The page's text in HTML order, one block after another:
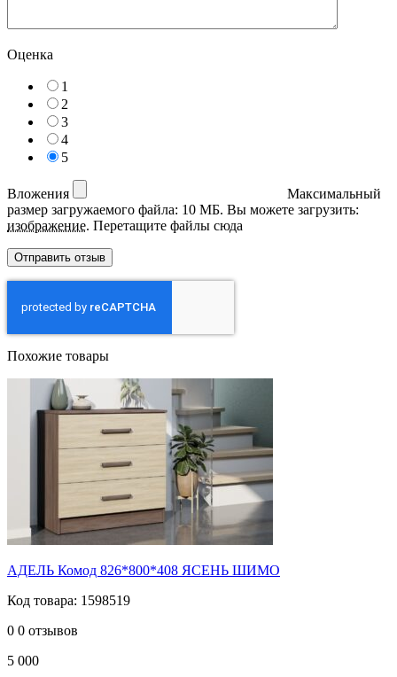
Оценка
1
2
3
4
5
Вложения
Максимальный
размер загружаемого файла: 10 МБ. Вы можете загрузить:
изображение. Перетащите файлы сюда
Похожие товары
АДЕЛЬ Комод 826*800*408 ЯСЕНЬ ШИМО
Код товара: 1598519
0 0 отзывов
5 000